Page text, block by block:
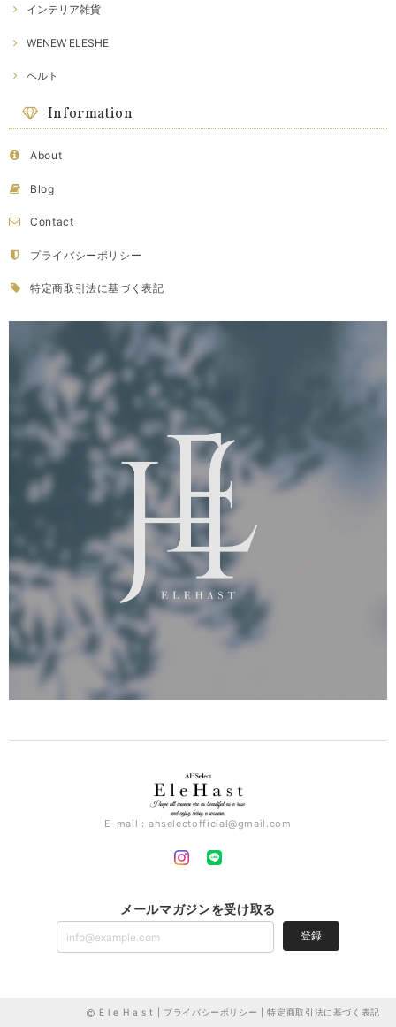
インテリア雑貨
WENEW ELESHE
ベルト
Information
About
Blog
Contact
プライバシーポリシー
特定商取引法に基づく表記
E-mail： ahselectofficial@gmail.com
メールマガジンを受け取る
登録
E l e H a s t | プライバシーポリシー |特定商取引法に基づく表記